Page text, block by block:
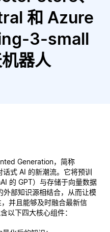
和 Azure
3-small
器人
Generation，简称
话式 AI 的新潮流。它将预训
的 GPT）与存储于向量数据
外部知识源相结合，从而让模
并且能够及时融合最新信
以下四大核心组件：